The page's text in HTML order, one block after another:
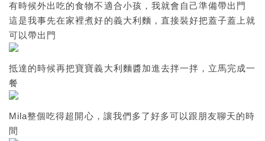
有時候外出吃的食物不適合小孩，我就會自己準備帶出門
這是我事先在家裡煮好的義大利麵，直接裝好把蓋子蓋上就
可以帶出門
抵達的時候再把寶寶義大利麵醬加進去拌一拌，立馬完成一
餐
Mila整個吃得超開心，讓我們多了好多可以跟朋友聊天的時
間